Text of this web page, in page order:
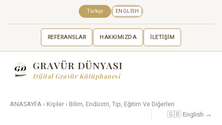
REFERANSLAR HAKKIMIZDA İLETİŞİM
Türkçe ENGLISH
GRAVÜR DÜNYASI
Dijital Gravür Kütüphanesi
ANASAYFA › Kişiler › Bilim, Endüstri, Tıp, Eğitim Ve Diğerleri
🇬🇧 English →